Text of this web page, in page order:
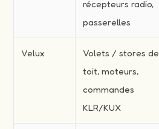
récepteurs radio,
passerelles
Velux
Volets / stores de
toit, moteurs,
commandes
KLR/KUX